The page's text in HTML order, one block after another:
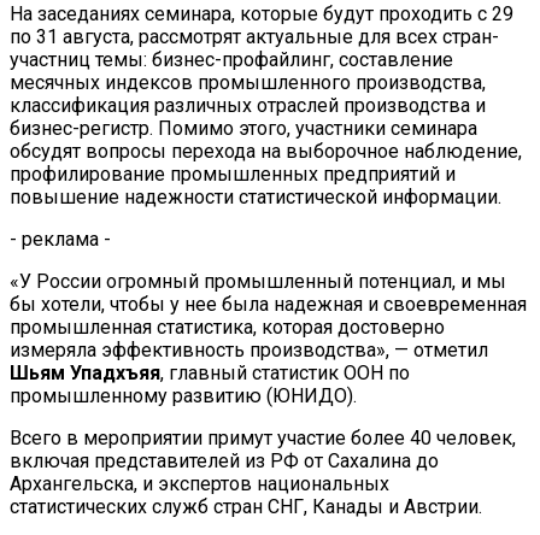
На заседаниях семинара, которые будут проходить с 29
по 31 августа, рассмотрят актуальные для всех стран-
участниц темы: бизнес-профайлинг, составление
месячных индексов промышленного производства,
классификация различных отраслей производства и
бизнес-регистр. Помимо этого, участники семинара
обсудят вопросы перехода на выборочное наблюдение,
профилирование промышленных предприятий и
повышение надежности статистической информации.
- реклама -
«У России огромный промышленный потенциал, и мы
бы хотели, чтобы у нее была надежная и своевременная
промышленная статистика, которая достоверно
измеряла эффективность производства», — отметил
Шьям Упадхъяя, главный статистик ООН по
промышленному развитию (ЮНИДО).
Всего в мероприятии примут участие более 40 человек,
включая представителей из РФ от Сахалина до
Архангельска, и экспертов национальных
статистических служб стран СНГ, Канады и Австрии.